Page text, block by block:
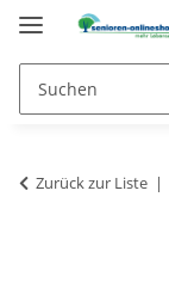
Zurück zur Liste